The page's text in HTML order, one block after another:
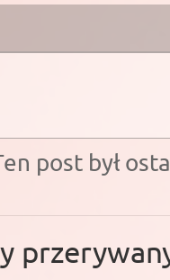
post był